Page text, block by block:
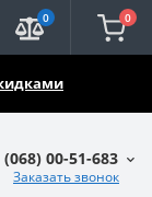
0 0
(068) 00-51-683
Заказать звонок